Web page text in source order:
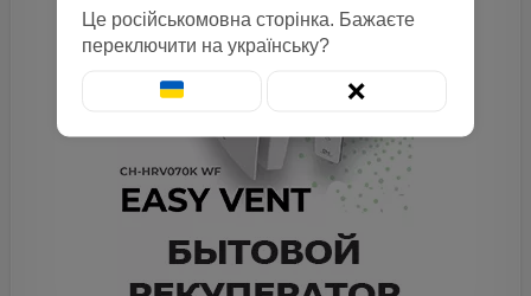
Це російськомовна сторінка. Бажаєте
переключити на українську?
❌